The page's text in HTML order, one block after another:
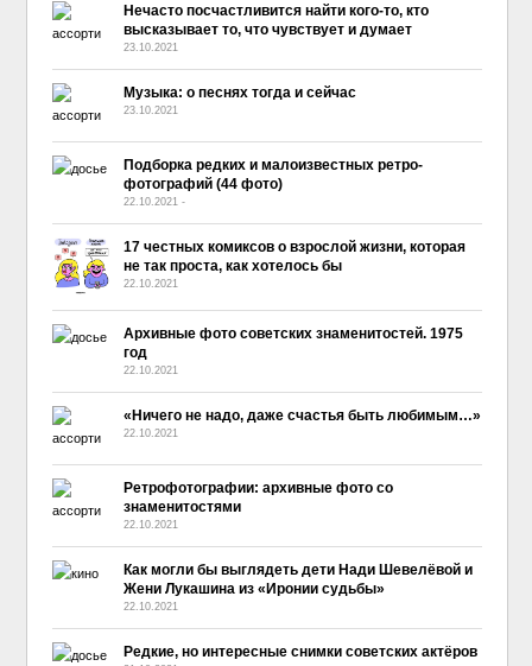
Нечасто посчастливится найти кого-то, кто
высказывает то, что чувствует и думает
23.10.2021
Музыка: о песнях тогда и сейчас
23.10.2021
Подборка редких и малоизвестных ретро-
фотографий (44 фото)
22.10.2021 -
17 честных комиксов о взрослой жизни, которая
не так проста, как хотелось бы
22.10.2021
Архивные фото советских знаменитостей. 1975
год
22.10.2021
«Ничего не надо, даже счастья быть любимым…»
22.10.2021
Ретрофотографии: архивные фото со
знаменитостями
22.10.2021
Как могли бы выглядеть дети Нади Шевелёвой и
Жени Лукашина из «Иронии судьбы»
22.10.2021
Редкие, но интересные снимки советских актёров